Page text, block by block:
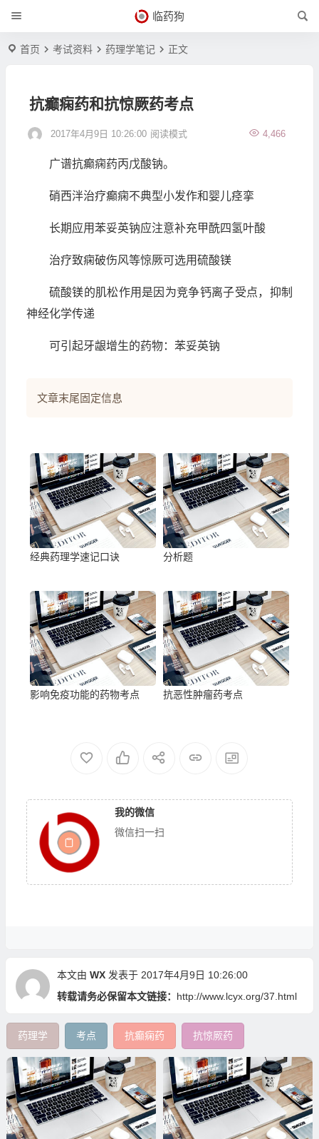
临药狗
首页 考试资料 药理学笔记 正文
抗癫痫药和抗惊厥药考点
2017年4月9日 10:26:00 4,466
阅读模式
广谱抗癫痫药丙戊酸钠。
硝西泮治疗癫痫不典型小发作和婴儿痉挛
长期应用苯妥英钠应注意补充甲酰四氢叶酸
治疗致痫破伤风等惊厥可选用硫酸镁
硫酸镁的肌松作用是因为竞争钙离子受点，抑制
神经化学传递
可引起牙龈增生的药物：苯妥英钠
文章末尾固定信息
经典药理学速记口诀 分析题
影响免疫功能的药物考点 抗恶性肿瘤药考点
我的微信
微信扫一扫
本文由 WX发表于 2017年4月9日 10:26:00
转载请务必保留本文链接： http://www.lcyx.org/37.html
药理学 考点 抗癫痫药 抗惊厥药